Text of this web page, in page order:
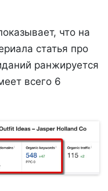
что на
статья про
ранжируется
всего 6